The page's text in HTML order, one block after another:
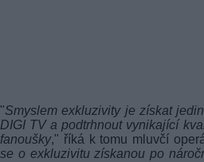
"Smyslem exkluzivity je získat
DIGI TV a podtrhnout vynikající
fanoušky," říká k tomu mluvčí
se o exkluzivitu získanou po